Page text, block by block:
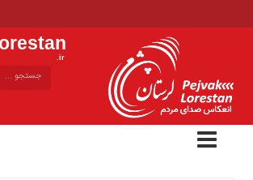
.ir
بالا
خانه
ارتباط